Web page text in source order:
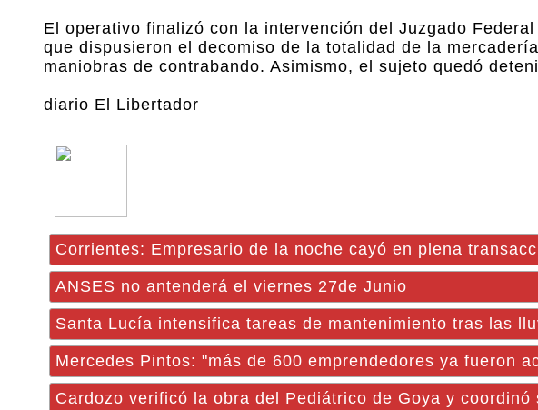
El operativo finalizó con la intervención del Juzgado
que dispusieron el decomiso de la totalidad de la
maniobras de contrabando. Asimismo, el sujeto quedó
diario El Libertador
Corrientes: Empresario de la noche cayó en plena
ANSES no antenderá el viernes 27de Junio
Santa Lucía intensifica tareas de mantenimiento tras las
Mercedes Pintos: "más de 600 emprendedores ya fueron
Cardozo verificó la obra del Pediátrico de Goya y coordinó